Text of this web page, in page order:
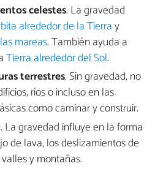
celestes. La gravedad
alrededor de la Tierray
las mareas. También ayuda a
Tierra alrededor del Sol.
terrestres. Sin gravedad, no
ríos o incluso en las
como caminar y construir.
. La gravedad influye en la forma
de lava, los deslizamientos de
y montañas.